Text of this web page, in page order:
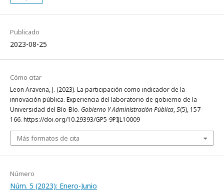
Publicado
2023-08-25
Cómo citar
Leon Aravena, J. (2023). La participación como indicador de la
innovación pública. Experiencia del laboratorio de gobierno de la
Universidad del Bío-Bío. Gobierno Y Administración Pública,5(5), 157-
166. https://doi.org/10.29393/GP5-9PIJL10009
Más formatos de cita
Número
Núm. 5 (2023): Enero-Junio